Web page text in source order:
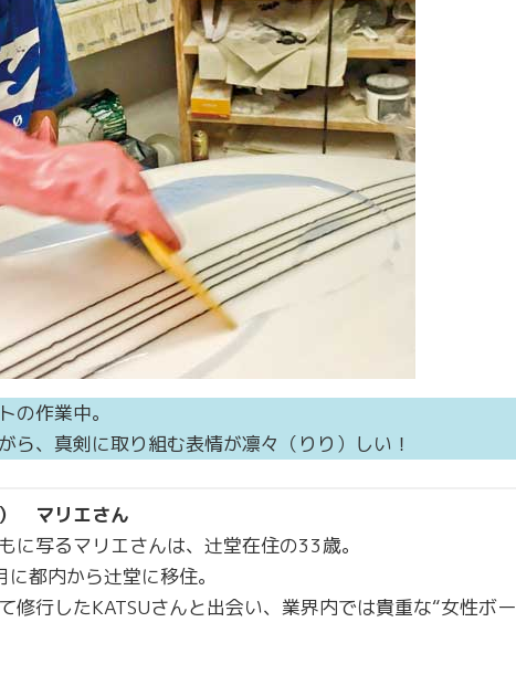
の作業中。
ら、真剣に取り組む表情が凛々（りり）しい！
マリエさん
に写るマリエさんは、辻堂在住の33歳。
都内から辻堂に移住。
修行したKATSUさんと出会い、業界内では貴重な“女性ボー